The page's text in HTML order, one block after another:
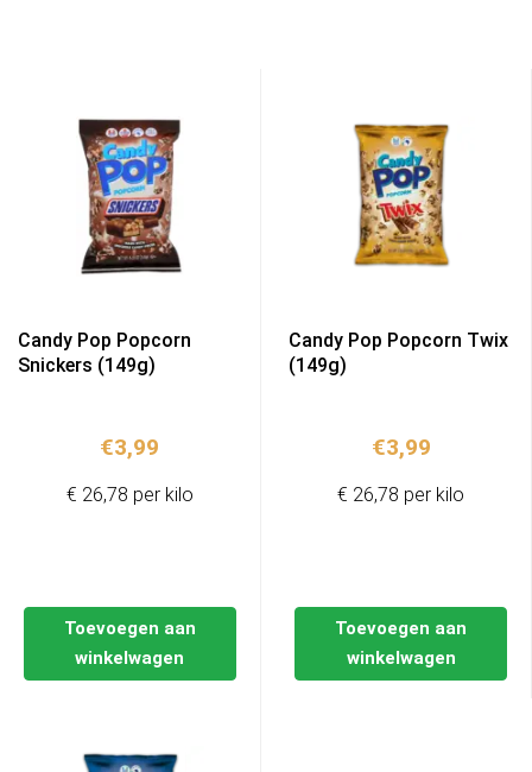
Candy Pop Popcorn
Snickers (149g)
€3,99
Toevoegen aan
winkelwagen
€ 26,78 per kilo
Candy Pop Popcorn Twix
(149g)
€3,99
Toevoegen aan
winkelwagen
€ 26,78 per kilo